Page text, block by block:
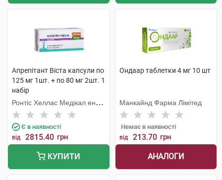
Апрепітант Віста капсули по
125 мг 1шт. + по 80 мг 2шт. 1
набір
Ронтіс Хеллас Медікал енд
Фармасьютікал Продактс
С.А.
Є в наявності
від 2815.40 грн
КУПИТИ
Ондаар таблетки 4 мг 10 шт
Манкайнд Фарма Лімітед
Немає в наявності
від 213.70 грн
АНАЛОГИ